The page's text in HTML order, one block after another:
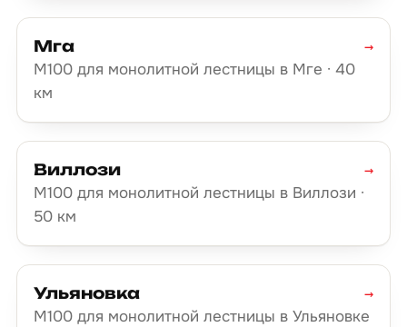
Мга
М100 для монолитной лестницы в Мге · 40
км
→
Виллози
М100 для монолитной лестницы в Виллози ·
50 км
→
Ульяновка
М100 для монолитной лестницы в Ульяновке
→